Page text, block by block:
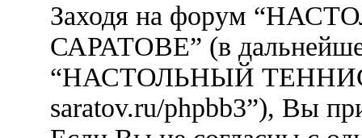
Заходя на форум
САРАТОВЕ” (в
“НАСТОЛЬНЫЙ ТЕННИС
saratov.ru/phpbb3”), Вы